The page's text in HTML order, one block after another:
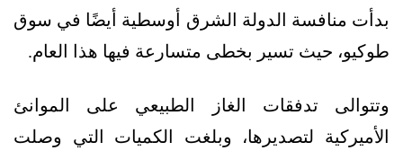
بدأت منافسة الدولة الشرق أوسطية أيضًا في سوق
طوكيو، حيث تسير بخطى متسارعة فيها هذا العام.
وتتوالى تدفقات الغاز الطبيعي على الموانئ
الأميركية لتصديرها، وبلغت الكميات التي وصلت